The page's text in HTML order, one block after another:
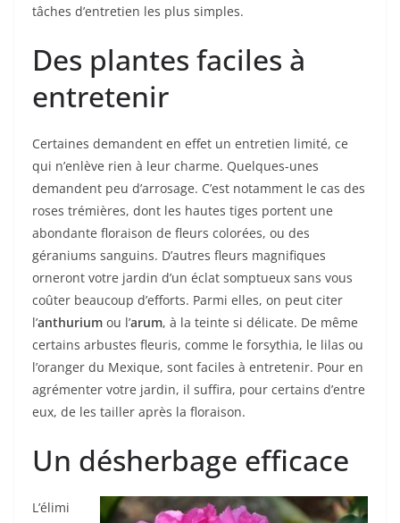
tâches d’entretien les plus simples.
Des plantes faciles à
entretenir
Certaines demandent en effet un entretien limité, ce
qui n’enlève rien à leur charme. Quelques-unes
demandent peu d’arrosage. C’est notamment le cas des
roses trémières, dont les hautes tiges portent une
abondante floraison de fleurs colorées, ou des
géraniums sanguins. D’autres fleurs magnifiques
orneront votre jardin d’un éclat somptueux sans vous
coûter beaucoup d’efforts. Parmi elles, on peut citer
l’anthurium ou l’arum, à la teinte si délicate. De même
certains arbustes fleuris, comme le forsythia, le lilas ou
l’oranger du Mexique, sont faciles à entretenir. Pour en
agrémenter votre jardin, il suffira, pour certains d’entre
eux, de les tailler après la floraison.
Un désherbage efficace
L’élimi